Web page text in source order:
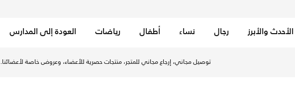
الأحدث والأبرز رجال نساء أطفال رياضات العودة إلى المدارس
توصيل مجاني، إرجاع مجاني للمتجر، منتجات حصرية للأعضاء، وعروض خاصة لأعضائنا.